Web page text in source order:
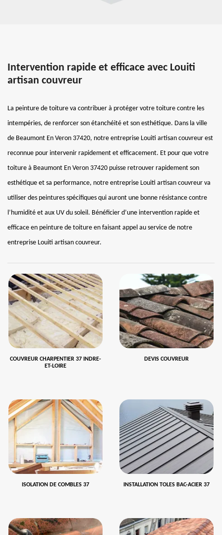
Intervention rapide et efficace avec Louiti
artisan couvreur
La peinture de toiture va contribuer à protéger votre toiture contre les
intempéries, de renforcer son étanchéité et son esthétique. Dans la ville
de Beaumont En Veron 37420, notre entreprise Louiti artisan couvreur est
reconnue pour intervenir rapidement et efficacement. Et pour que votre
toiture à Beaumont En Veron 37420 puisse retrouver rapidement son
esthétique et sa performance, notre entreprise Louiti artisan couvreur va
utiliser des peintures spécifiques qui auront une bonne résistance contre
l’humidité et aux UV du soleil. Bénéficier d’une intervention rapide et
efficace en peinture de toiture en faisant appel au service de notre
entreprise Louiti artisan couvreur.
COUVREUR CHARPENTIER 37 INDRE-
ET-LOIRE
DEVIS COUVREUR
ISOLATION DE COMBLES 37 INSTALLATION TOLES BAC-ACIER 37